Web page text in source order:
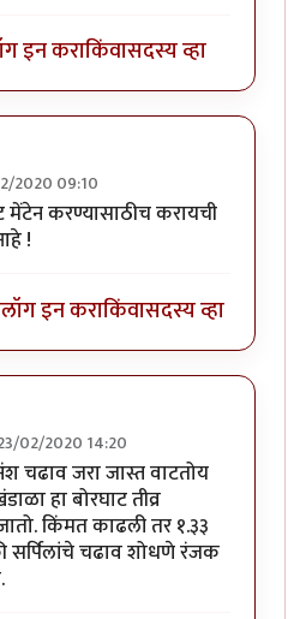
इन कराकिंवासदस्य व्हा
2020 09:10
ग्रेट लूपbyगामा पैलवान
मेंटेन करण्यासाठीच करायची
!
लॉग इन कराकिंवासदस्य व्हा
23/02/2020 14:20
byचौकटराजा
चढाव जरा जास्त वाटतोय
हा बोरघाट तीव्र
किंमत काढली तर १.३३
चढाव शोधणे रंजक